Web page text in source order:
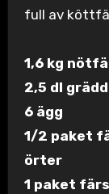
full av
1,6 kg
2,5 dl
6 ägg
1/2 paket
örter
1 paket